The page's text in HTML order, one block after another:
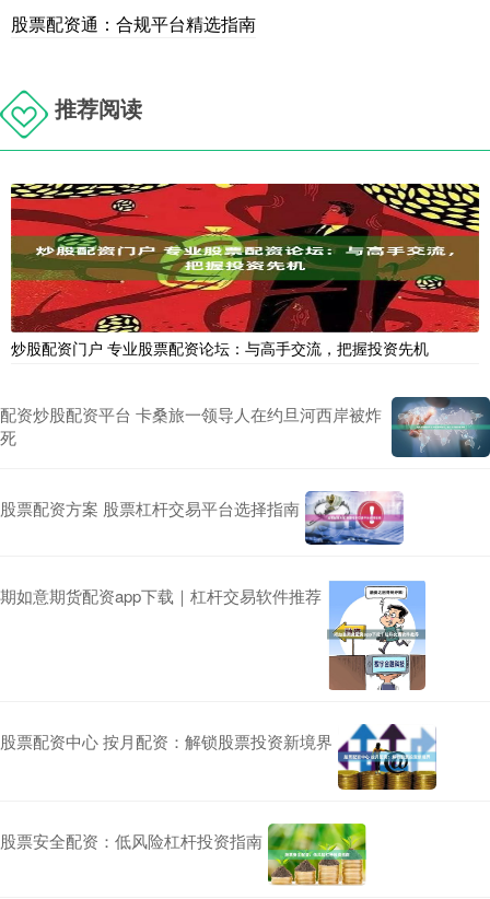
股票配资通：合规平台精选指南
推荐阅读
炒股配资门户 专业股票配资论坛：与高手交流，把握投资先机
配资炒股配资平台 卡桑旅一领导人在约旦河西岸被炸
死
股票配资方案 股票杠杆交易平台选择指南
期如意期货配资app下载｜杠杆交易软件推荐
股票配资中心 按月配资：解锁股票投资新境界
股票安全配资：低风险杠杆投资指南